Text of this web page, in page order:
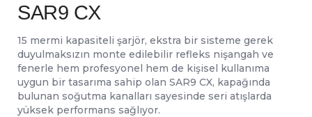
SAR9 CX
15 mermi kapasiteli şarjör, ekstra bir sisteme gerek
duyulmaksızın monte edilebilir refleks nişangah ve
fenerle hem profesyonel hem de kişisel kullanıma
uygun bir tasarıma sahip olan SAR9 CX, kapağında
bulunan soğutma kanalları sayesinde seri atışlarda
yüksek performans sağlıyor.